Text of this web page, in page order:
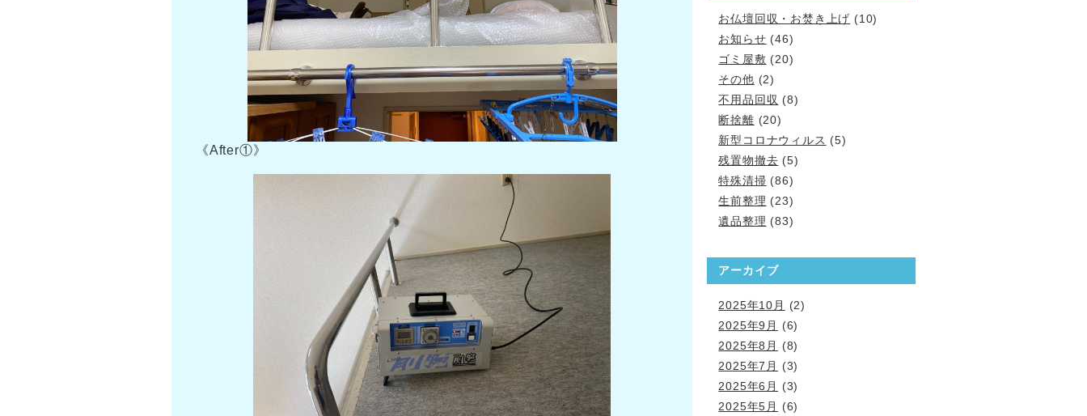
《After①》
お仏壇回収・お焚き上げ (10)
お知らせ (46)
ゴミ屋敷 (20)
その他 (2)
不用品回収 (8)
断捨離 (20)
新型コロナウィルス (5)
残置物撤去 (5)
特殊清掃 (86)
生前整理 (23)
遺品整理 (83)
アーカイブ
2025年10月
(2)
2025年9月
(6)
2025年8月
(8)
2025年7月
(3)
2025年6月
(3)
2025年5月
(6)